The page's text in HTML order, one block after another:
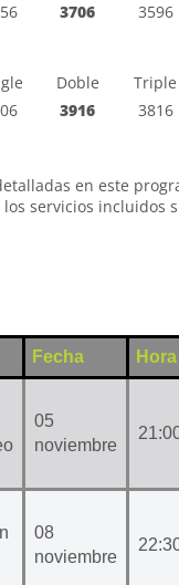
3706 3596
Doble
Triple
3916 3816
en este
servicios incluidos
Fecha Hora
05
noviembre
08
noviembre